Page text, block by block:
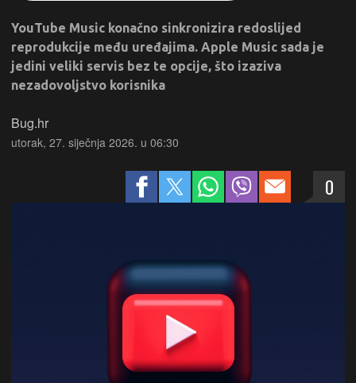
YouTube Music konačno sinkronizira redoslijed
reprodukcije među uređajima. Apple Music sada je
jedini veliki servis bez te opcije, što izaziva
nezadovoljstvo korisnika
Bug.hr
utorak, 27. siječnja 2026. u 06:30
0